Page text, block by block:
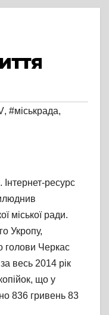
, #міськрада,
ресурс
міської ради.
Укропу,
голови Черкас
весь 2014 рік
що у
836 гривень 83